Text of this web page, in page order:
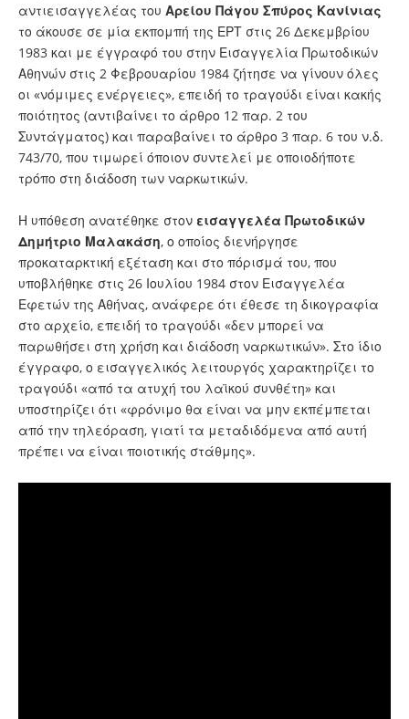
αντιεισαγγελέας του Αρείου Πάγου Σπύρος Κανίνιας
το άκουσε σε μία εκπομπή της ΕΡΤ στις 26 Δεκεμβρίου
1983 και με έγγραφό του στην Εισαγγελία Πρωτοδικών
Αθηνών στις 2 Φεβρουαρίου 1984 ζήτησε να γίνουν όλες
οι «νόμιμες ενέργειες», επειδή το τραγούδι είναι κακής
ποιότητος (αντιβαίνει το άρθρο 12 παρ. 2 του
Συντάγματος) και παραβαίνει το άρθρο 3 παρ. 6 του ν.δ.
743/70, που τιμωρεί όποιον συντελεί με οποιοδήποτε
τρόπο στη διάδοση των ναρκωτικών.
Η υπόθεση ανατέθηκε στον εισαγγελέα Πρωτοδικών
Δημήτριο Μαλακάση, ο οποίος διενήργησε
προκαταρκτική εξέταση και στο πόρισμά του, που
υποβλήθηκε στις 26 Ιουλίου 1984 στον Εισαγγελέα
Εφετών της Αθήνας, ανάφερε ότι έθεσε τη δικογραφία
στο αρχείο, επειδή το τραγούδι «δεν μπορεί να
παρωθήσει στη χρήση και διάδοση ναρκωτικών». Στο ίδιο
έγγραφο, ο εισαγγελικός λειτουργός χαρακτηρίζει το
τραγούδι «από τα ατυχή του λαϊκού συνθέτη» και
υποστηρίζει ότι «φρόνιμο θα είναι να μην εκπέμπεται
από την τηλεόραση, γιατί τα μεταδιδόμενα από αυτή
πρέπει να είναι ποιοτικής στάθμης».